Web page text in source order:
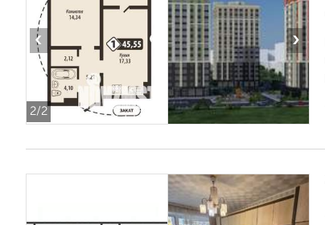
2/2
‹ ›